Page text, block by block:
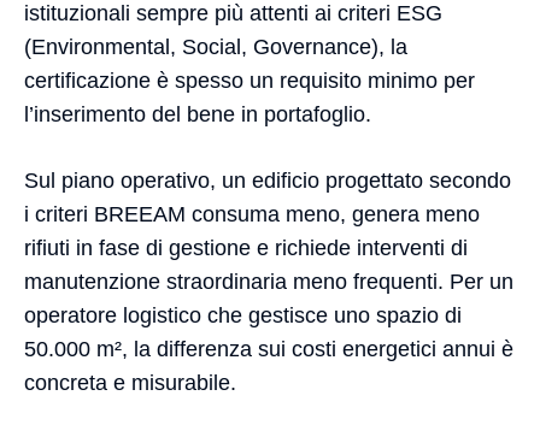
istituzionali sempre più attenti ai criteri ESG
(Environmental, Social, Governance), la
certificazione è spesso un requisito minimo per
l’inserimento del bene in portafoglio.
Sul piano operativo, un edificio progettato secondo
i criteri BREEAM consuma meno, genera meno
rifiuti in fase di gestione e richiede interventi di
manutenzione straordinaria meno frequenti. Per un
operatore logistico che gestisce uno spazio di
50.000 m², la differenza sui costi energetici annui è
concreta e misurabile.